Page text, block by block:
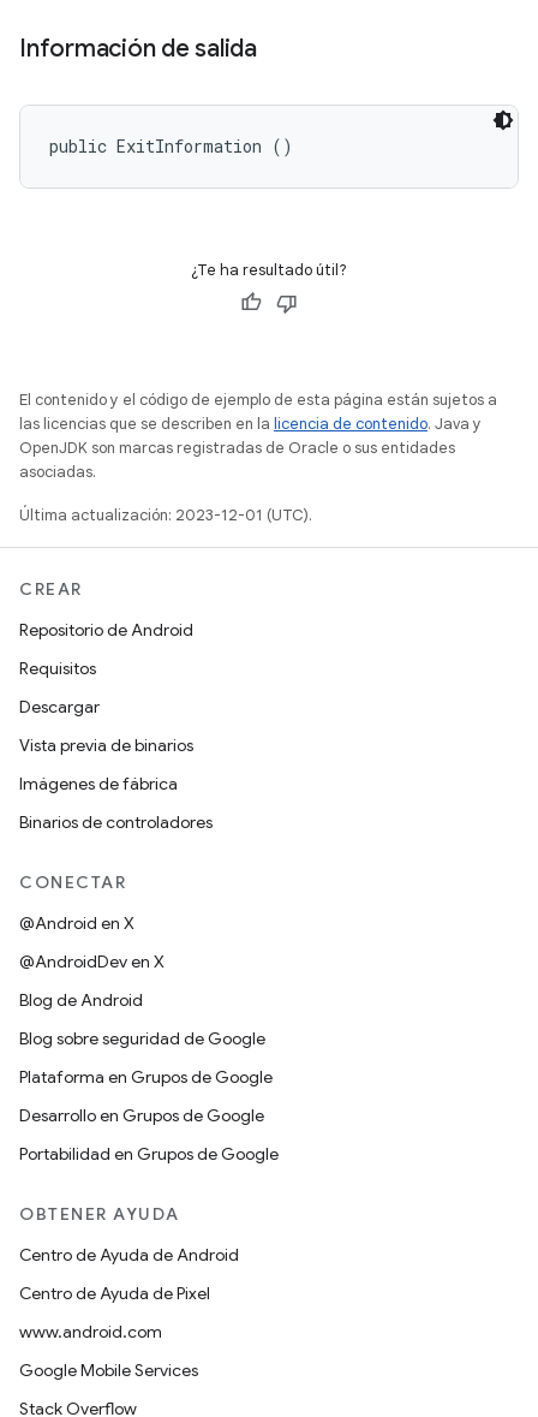
Información de salida
public ExitInformation ()
¿Te ha resultado útil?
El contenido y el código de ejemplo de esta página están sujetos a
las licencias que se describen en la licencia de contenido. Java y
OpenJDK son marcas registradas de Oracle o sus entidades
asociadas.
Última actualización: 2023-12-01 (UTC).
CREAR
Repositorio de Android
Requisitos
Descargar
Vista previa de binarios
Imágenes de fábrica
Binarios de controladores
CONECTAR
@Android en X
@AndroidDev en X
Blog de Android
Blog sobre seguridad de Google
Plataforma en Grupos de Google
Desarrollo en Grupos de Google
Portabilidad en Grupos de Google
OBTENER AYUDA
Centro de Ayuda de Android
Centro de Ayuda de Pixel
www.android.com
Google Mobile Services
Stack Overflow